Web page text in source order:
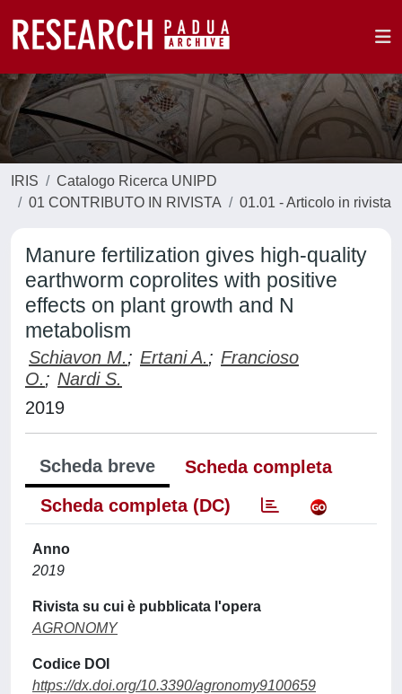
IRIS
Catalogo Ricerca UNIPD
01 CONTRIBUTO IN RIVISTA
01.01 - Articolo in rivista
Manure fertilization gives high-quality
earthworm coprolites with positive
effects on plant growth and N
metabolism
Schiavon M.; Ertani A.; Francioso
O.; Nardi S.
2019
Scheda breve
Scheda completa
Scheda completa (DC)
Anno
2019
Rivista su cui è pubblicata l'opera
AGRONOMY
Codice DOI
https://dx.doi.org/10.3390/agronomy9100659